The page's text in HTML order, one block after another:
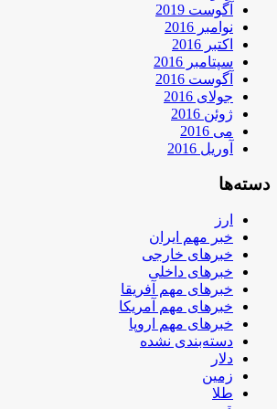
آگوست 2019
نوامبر 2016
اکتبر 2016
سپتامبر 2016
آگوست 2016
جولای 2016
ژوئن 2016
می 2016
آوریل 2016
دسته‌ها
ارز
خبر مهم ایران
خبرهای خارجی
خبرهای داخلی
خبرهای مهم آفریقا
خبرهای مهم آمریکا
خبرهای مهم اروپا
دسته‌بندی نشده
دلار
زمین
طلا